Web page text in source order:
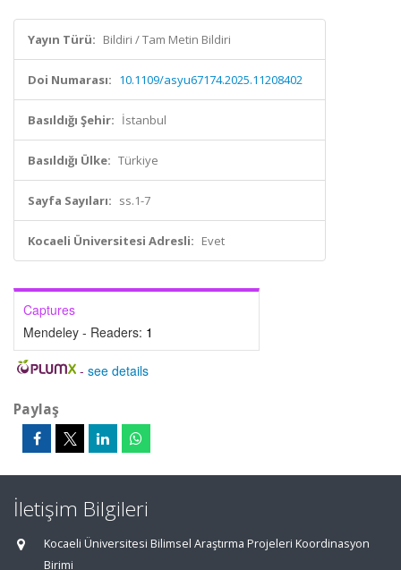
Yayın Türü: Bildiri / Tam Metin Bildiri
Doi Numarası: 10.1109/asyu67174.2025.11208402
Basıldığı Şehir: İstanbul
Basıldığı Ülke: Türkiye
Sayfa Sayıları: ss.1-7
Kocaeli Üniversitesi Adresli: Evet
Captures
Mendeley - Readers: 1
- see details
Paylaş
İletişim Bilgileri
Kocaeli Üniversitesi Bilimsel Araştırma Projeleri Koordinasyon
Birimi